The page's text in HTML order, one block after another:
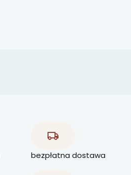
bezpłatna dostawa